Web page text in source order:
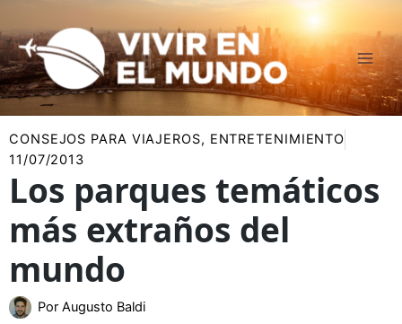
al
contenido
CONSEJOS PARA VIAJEROS, ENTRETENIMIENTO
11/07/2013
Los parques temáticos
más extraños del
mundo
Por Augusto Baldi